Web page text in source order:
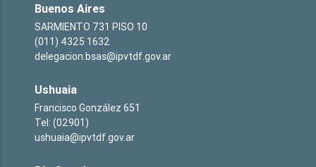
Buenos Aires
SARMIENTO 731 PISO 10
(011) 4325 1632
delegacion.bsas@ipvtdf.gov.ar
Ushuaia
Francisco González 651
Tel: (02901)
ushuaia@ipvtdf.gov.ar